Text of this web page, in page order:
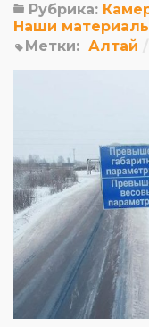
Рубрика:
Наши
Метки: Алтай